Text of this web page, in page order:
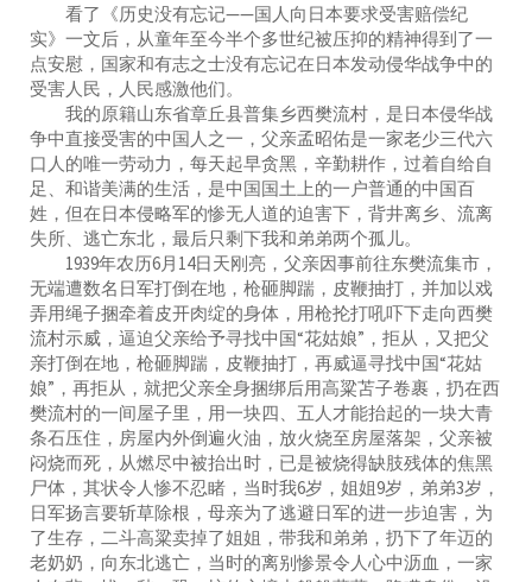
看了《历史没有忘记——国人向日本要求受害赔偿纪
实》一文后，从童年至今半个多世纪被压抑的精神得到了一
点安慰，国家和有志之士没有忘记在日本发动侵华战争中的
受害人民，人民感激他们。
我的原籍山东省章丘县普集乡西樊流村，是日本侵华战
争中直接受害的中国人之一，父亲孟昭佑是一家老少三代六
口人的唯一劳动力，每天起早贪黑，辛勤耕作，过着自给自
足、和谐美满的生活，是中国国土上的一户普通的中国百
姓，但在日本侵略军的惨无人道的迫害下，背井离乡、流离
失所、逃亡东北，最后只剩下我和弟弟两个孤儿。
1939年农历6月14日天刚亮，父亲因事前往东樊流集市，
无端遭数名日军打倒在地，枪砸脚踹，皮鞭抽打，并加以戏
弄用绳子捆牵着皮开肉绽的身体，用枪抡打吼吓下走向西樊
流村示威，逼迫父亲给予寻找中国“花姑娘”，拒从，又把父
亲打倒在地，枪砸脚踹，皮鞭抽打，再威逼寻找中国“花姑
娘”，再拒从，就把父亲全身捆绑后用高粱苫子卷裹，扔在西
樊流村的一间屋子里，用一块四、五人才能抬起的一块大青
条石压住，房屋内外倒遍火油，放火烧至房屋落架，父亲被
闷烧而死，从燃尽中被抬出时，已是被烧得缺肢残体的焦黑
尸体，其状令人惨不忍睹，当时我6岁，姐姐9岁，弟弟3岁，
日军扬言要斩草除根，母亲为了逃避日军的进一步迫害，为
了生存，二斗高粱卖掉了姐姐，带我和弟弟，扔下了年迈的
老奶奶，向东北逃亡，当时的离别惨景令人心中沥血，一家